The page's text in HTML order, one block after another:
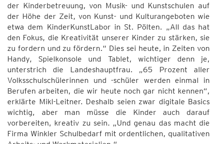
der Kinderbetreuung, von Musik- und Kunstschulen auf
der Höhe der Zeit, von Kunst- und Kulturangeboten wie
etwa dem KinderKunstLabor in St. Pölten. „All das hat
den Fokus, die Kreativität unserer Kinder zu stärken, sie
zu fordern und zu fördern.“ Dies sei heute, in Zeiten von
Handy, Spielkonsole und Tablet, wichtiger denn je,
unterstrich die Landeshauptfrau. „65 Prozent aller
Volksschulschülerinnen und -schüler werden einmal in
Berufen arbeiten, die wir heute noch gar nicht kennen“,
erklärte Mikl-Leitner. Deshalb seien zwar digitale Basics
wichtig, aber man müsse die Kinder auch darauf
vorbereiten, kreativ zu sein. „Und genau das macht die
Firma Winkler Schulbedarf mit ordentlichen, qualitativen